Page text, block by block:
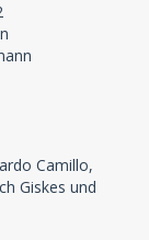
Camillo,
Giskes und